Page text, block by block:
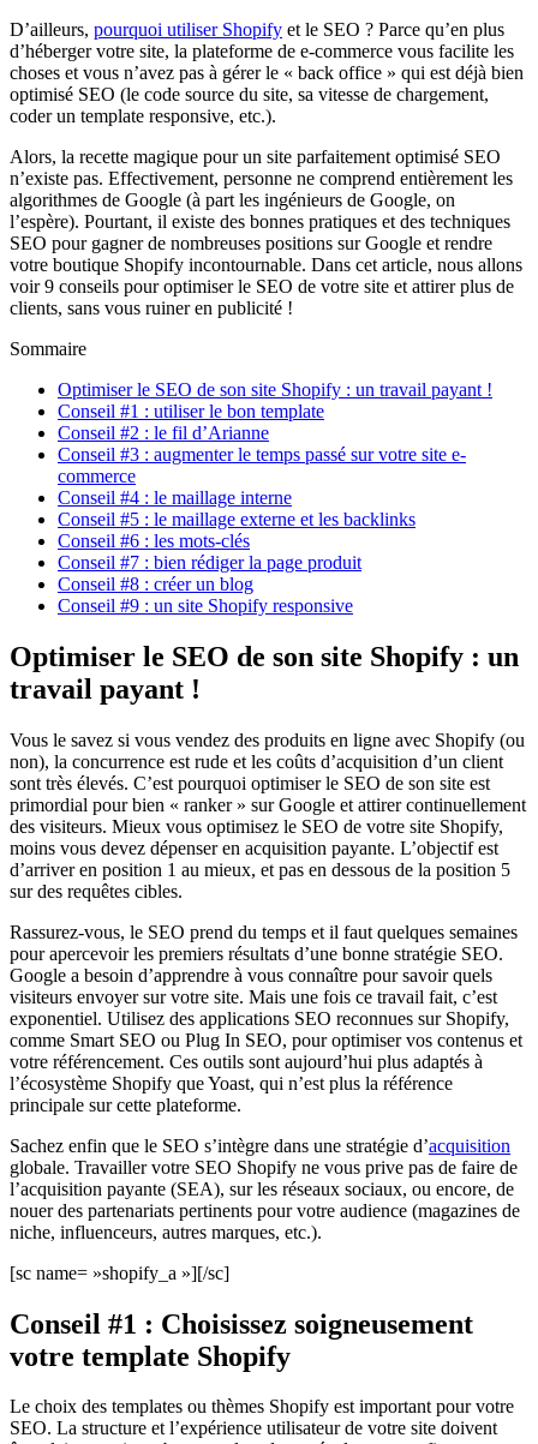
D’ailleurs, pourquoi utiliser Shopify et le SEO ? Parce qu’en plus
d’héberger votre site, la plateforme de e-commerce vous facilite les
choses et vous n’avez pas à gérer le « back office » qui est déjà bien
optimisé SEO (le code source du site, sa vitesse de chargement,
coder un template responsive, etc.).
Alors, la recette magique pour un site parfaitement optimisé SEO
n’existe pas. Effectivement, personne ne comprend entièrement les
algorithmes de Google (à part les ingénieurs de Google, on
l’espère). Pourtant, il existe des bonnes pratiques et des techniques
SEO pour gagner de nombreuses positions sur Google et rendre
votre boutique Shopify incontournable. Dans cet article, nous allons
voir 9 conseils pour optimiser le SEO de votre site et attirer plus de
clients, sans vous ruiner en publicité !
Sommaire
Optimiser le SEO de son site Shopify : un travail payant !
Conseil #1 : utiliser le bon template
Conseil #2 : le fil d’Arianne
Conseil #3 : augmenter le temps passé sur votre site e-
commerce
Conseil #4 : le maillage interne
Conseil #5 : le maillage externe et les backlinks
Conseil #6 : les mots-clés
Conseil #7 : bien rédiger la page produit
Conseil #8 : créer un blog
Conseil #9 : un site Shopify responsive
Optimiser le SEO de son site Shopify : un
travail payant !
Vous le savez si vous vendez des produits en ligne avec Shopify (ou
non), la concurrence est rude et les coûts d’acquisition d’un client
sont très élevés. C’est pourquoi optimiser le SEO de son site est
primordial pour bien « ranker » sur Google et attirer continuellement
des visiteurs. Mieux vous optimisez le SEO de votre site Shopify,
moins vous devez dépenser en acquisition payante. L’objectif est
d’arriver en position 1 au mieux, et pas en dessous de la position 5
sur des requêtes cibles.
Rassurez-vous, le SEO prend du temps et il faut quelques semaines
pour apercevoir les premiers résultats d’une bonne stratégie SEO.
Google a besoin d’apprendre à vous connaître pour savoir quels
visiteurs envoyer sur votre site. Mais une fois ce travail fait, c’est
exponentiel. Utilisez des applications SEO reconnues sur Shopify,
comme Smart SEO ou Plug In SEO, pour optimiser vos contenus et
votre référencement. Ces outils sont aujourd’hui plus adaptés à
l’écosystème Shopify que Yoast, qui n’est plus la référence
principale sur cette plateforme.
Sachez enfin que le SEO s’intègre dans une stratégie d’acquisition
globale. Travailler votre SEO Shopify ne vous prive pas de faire de
l’acquisition payante (SEA), sur les réseaux sociaux, ou encore, de
nouer des partenariats pertinents pour votre audience (magazines de
niche, influenceurs, autres marques, etc.).
[sc name= »shopify_a »][/sc]
Conseil #1 : Choisissez soigneusement
votre template Shopify
Le choix des templates ou thèmes Shopify est important pour votre
SEO. La structure et l’expérience utilisateur de votre site doivent